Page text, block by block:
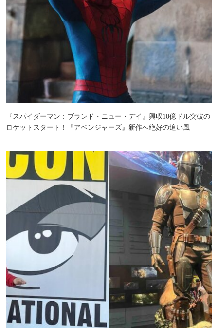
『スパイダーマン：ブランド・ニュー・デイ』興収10億ドル突破の
ロケットスタート！『アベンジャーズ』新作へ絶好の追い風